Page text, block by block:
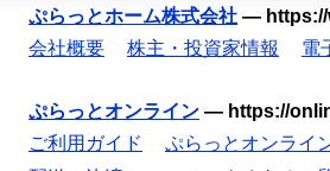
ぷらっとホーム株式会社 —
会社概要
株主・投資家情報 電
ぷらっとオンライン — https://
ご利用ガイド
ぷらっとオンライ